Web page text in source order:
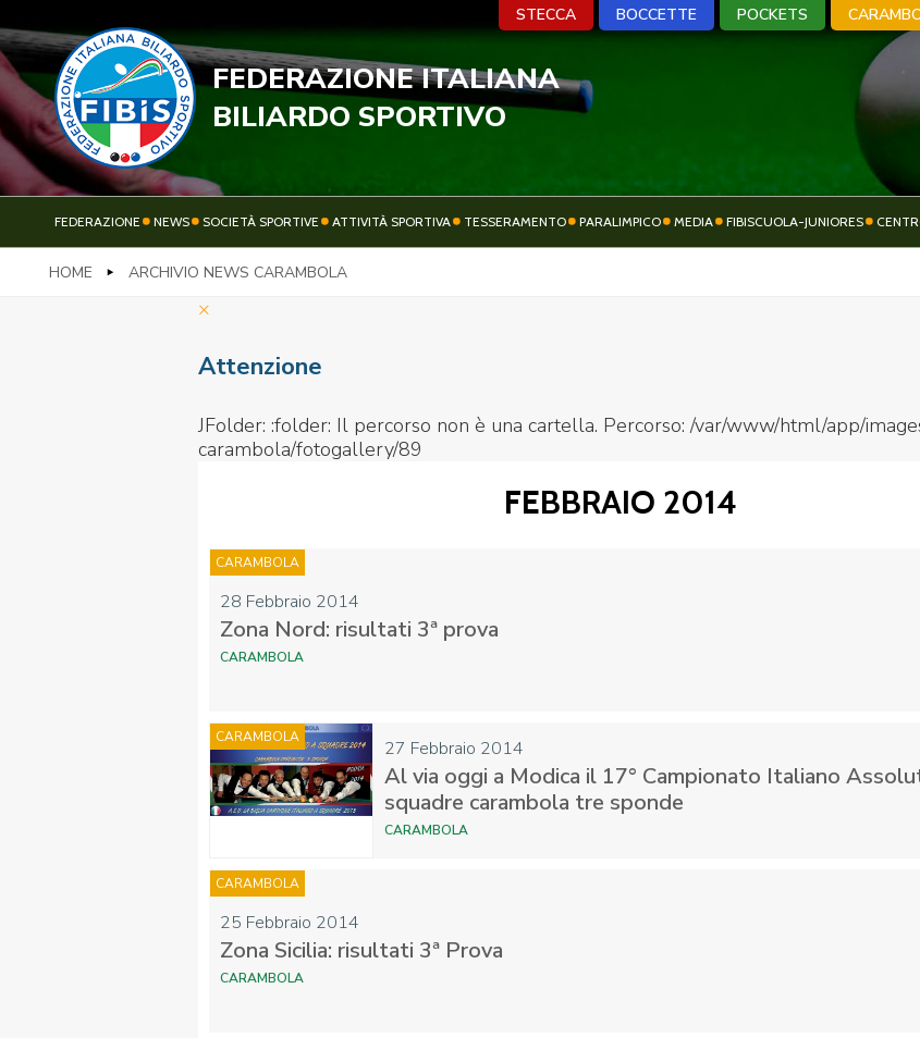
FEDERAZIONE NEWS
FIBISCUOLA-
JUNIORES
STECCA BOCCETTE
Privacy Policy Cookie Policy Cerca Mappa del Sito Feed rss
STECCA BOCCETTE POCKETS
FEDERAZIONE ITALIANA
BILIARDO SPORTIVO
FEDERAZIONE NEWS SOCIETÀ SPORTIVE ATTIVITÀ SPORTIVA TESSERAMENTO PARALIMPICO MEDIA FIBISCUOLA-JUNIORES
HOME ARCHIVIO NEWS CARAMBOLA
×
Attenzione
JFolder: :folder: Il percorso non è una cartella. Percorso: /var/www/html/app/
carambola/fotogallery/89
FEBBRAIO 2014
28 Febbraio 2014
CARAMBOLA
Zona Nord: risultati 3ª prova
CARAMBOLA
27 Febbraio 2014
CARAMBOLA
Al via oggi a Modica il 17° Campionato Italiano
squadre carambola tre sponde
CARAMBOLA
25 Febbraio 2014
CARAMBOLA
Zona Sicilia: risultati 3ª Prova
CARAMBOLA